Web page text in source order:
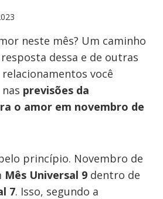
neste mês? Um caminho
dessa e de outras
você
previsões da
o amor em novembro de
princípio. Novembro de
Mês Universal 9 dentro de
7. Isso, segundo a